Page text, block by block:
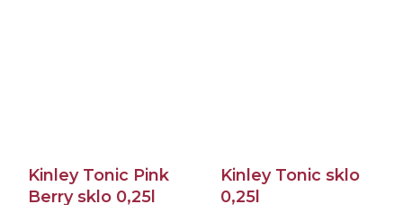
Kinley Tonic Pink
Berry sklo 0,25l
Kinley Tonic sklo
0,25l